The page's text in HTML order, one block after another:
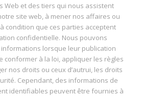
Web et des tiers qui nous assistent
site web, à mener nos affaires ou
condition que ces parties acceptent
confidentielle. Nous pouvons
lorsque leur publication
conformer à la loi, appliquer les règles
nos droits ou ceux d’autrui, les droits
Cependant, des informations de
identifiables peuvent être fournies à